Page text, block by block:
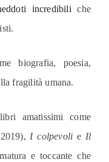
incredibiliche
biografia, poesia,
fragilità umana.
amatissimi come
I colpevoli e Il
e toccante che